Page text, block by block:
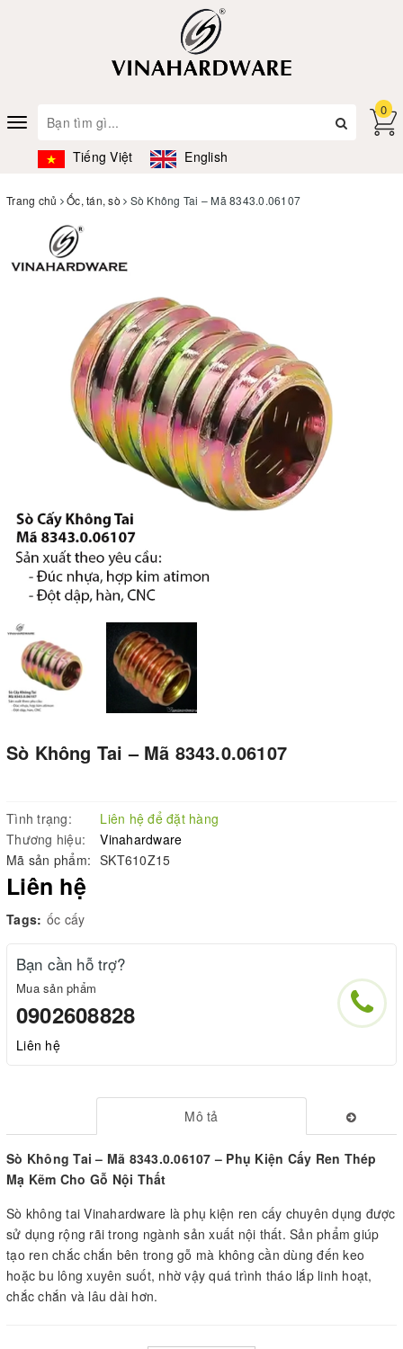
Toggle
navigation
Tiếng Việt English
0
Trang chủ Ốc, tán, sò Sò Không Tai – Mã 8343.0.06107
Sò Không Tai – Mã 8343.0.06107
Tình trạng:
Liên hệ để đặt hàng
Thương hiệu:
Vinahardware
Mã sản phẩm: SKT610Z15
Liên hệ
Tags: ốc cấy
Bạn cần hỗ trợ?
Mua sản phẩm
0902608828
Liên hệ
Mô tả
Sò Không Tai – Mã 8343.0.06107 – Phụ Kiện Cấy Ren Thép
Mạ Kẽm Cho Gỗ Nội Thất
Sò không tai Vinahardware là phụ kiện ren cấy chuyên dụng được
sử dụng rộng rãi trong ngành sản xuất nội thất. Sản phẩm giúp
tạo ren chắc chắn bên trong gỗ mà không cần dùng đến keo
hoặc bu lông xuyên suốt, nhờ vậy quá trình tháo lắp linh hoạt,
chắc chắn và lâu dài hơn.